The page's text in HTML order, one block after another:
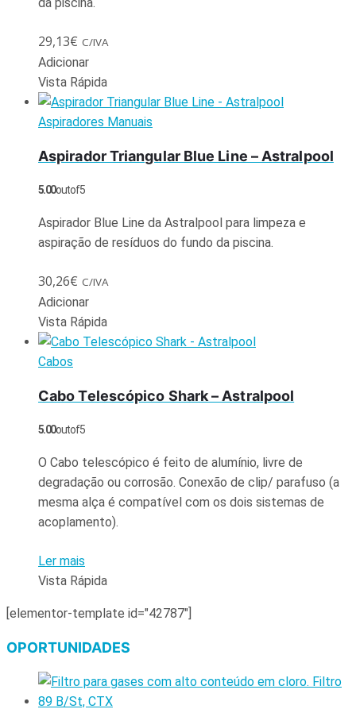
29,13€ C/IVA
Adicionar
Vista Rápida
Aspiradores Manuais
Aspirador Triangular Blue Line – Astralpool
5.00out of 5
Aspirador Blue Line da Astralpool para limpeza e
aspiração de resíduos do fundo da piscina.
30,26€ C/IVA
Adicionar
Vista Rápida
Cabos
Cabo Telescópico Shark – Astralpool
5.00out of 5
O Cabo telescópico é feito de alumínio, livre de
degradação ou corrosão. Conexão de clip/ parafuso (a
mesma alça é compatível com os dois sistemas de
acoplamento).
Ler mais
Vista Rápida
[elementor-template id="42787"]
OPORTUNIDADES